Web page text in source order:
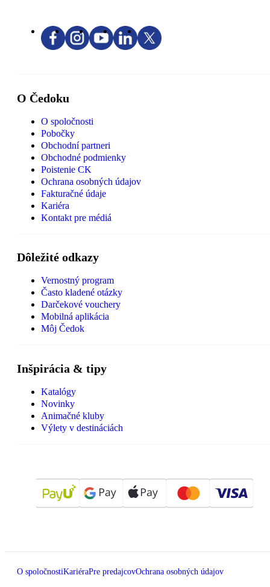
O Čedoku
O spoločnosti
Pobočky
Obchodní partneri
Obchodné podmienky
Poistenie CK
Ochrana osobných údajov
Fakturačné údaje
Kariéra
Kontakt pre médiá
Dôležité odkazy
Vernostný program
Často kladené otázky
Darčekové vouchery
Mobilná aplikácia
Môj Čedok
Inšpirácia & tipy
Katalógy
Novinky
Animačné kluby
Výlety v destináciách
O spoločnostiKariéraPre predajcovOchrana osobných údajov